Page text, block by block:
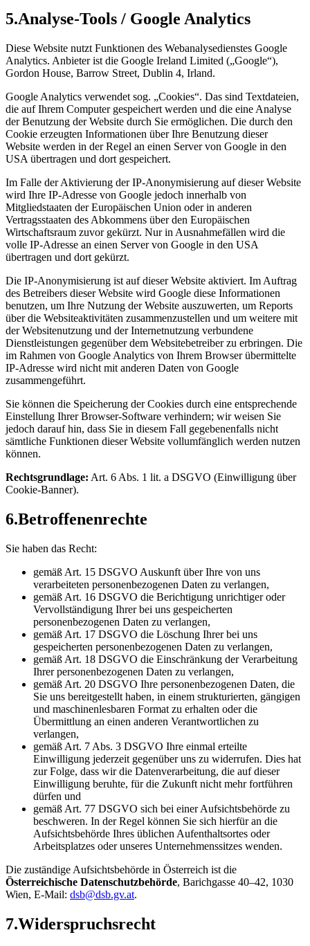
5.Analyse-Tools / Google Analytics
Diese Website nutzt Funktionen des Webanalysedienstes Google
Analytics. Anbieter ist die Google Ireland Limited („Google“),
Gordon House, Barrow Street, Dublin 4, Irland.
Google Analytics verwendet sog. „Cookies“. Das sind Textdateien,
die auf Ihrem Computer gespeichert werden und die eine Analyse
der Benutzung der Website durch Sie ermöglichen. Die durch den
Cookie erzeugten Informationen über Ihre Benutzung dieser
Website werden in der Regel an einen Server von Google in den
USA übertragen und dort gespeichert.
Im Falle der Aktivierung der IP-Anonymisierung auf dieser Website
wird Ihre IP-Adresse von Google jedoch innerhalb von
Mitgliedstaaten der Europäischen Union oder in anderen
Vertragsstaaten des Abkommens über den Europäischen
Wirtschaftsraum zuvor gekürzt. Nur in Ausnahmefällen wird die
volle IP-Adresse an einen Server von Google in den USA
übertragen und dort gekürzt.
Die IP-Anonymisierung ist auf dieser Website aktiviert. Im Auftrag
des Betreibers dieser Website wird Google diese Informationen
benutzen, um Ihre Nutzung der Website auszuwerten, um Reports
über die Websiteaktivitäten zusammenzustellen und um weitere mit
der Websitenutzung und der Internetnutzung verbundene
Dienstleistungen gegenüber dem Websitebetreiber zu erbringen. Die
im Rahmen von Google Analytics von Ihrem Browser übermittelte
IP-Adresse wird nicht mit anderen Daten von Google
zusammengeführt.
Sie können die Speicherung der Cookies durch eine entsprechende
Einstellung Ihrer Browser-Software verhindern; wir weisen Sie
jedoch darauf hin, dass Sie in diesem Fall gegebenenfalls nicht
sämtliche Funktionen dieser Website vollumfänglich werden nutzen
können.
Rechtsgrundlage: Art. 6 Abs. 1 lit. a DSGVO (Einwilligung über
Cookie-Banner).
6.Betroffenenrechte
Sie haben das Recht:
gemäß Art. 15 DSGVO Auskunft über Ihre von uns
verarbeiteten personenbezogenen Daten zu verlangen,
gemäß Art. 16 DSGVO die Berichtigung unrichtiger oder
Vervollständigung Ihrer bei uns gespeicherten
personenbezogenen Daten zu verlangen,
gemäß Art. 17 DSGVO die Löschung Ihrer bei uns
gespeicherten personenbezogenen Daten zu verlangen,
gemäß Art. 18 DSGVO die Einschränkung der Verarbeitung
Ihrer personenbezogenen Daten zu verlangen,
gemäß Art. 20 DSGVO Ihre personenbezogenen Daten, die
Sie uns bereitgestellt haben, in einem strukturierten, gängigen
und maschinenlesbaren Format zu erhalten oder die
Übermittlung an einen anderen Verantwortlichen zu
verlangen,
gemäß Art. 7 Abs. 3 DSGVO Ihre einmal erteilte
Einwilligung jederzeit gegenüber uns zu widerrufen. Dies hat
zur Folge, dass wir die Datenverarbeitung, die auf dieser
Einwilligung beruhte, für die Zukunft nicht mehr fortführen
dürfen und
gemäß Art. 77 DSGVO sich bei einer Aufsichtsbehörde zu
beschweren. In der Regel können Sie sich hierfür an die
Aufsichtsbehörde Ihres üblichen Aufenthaltsortes oder
Arbeitsplatzes oder unseres Unternehmenssitzes wenden.
Die zuständige Aufsichtsbehörde in Österreich ist die
Österreichische Datenschutzbehörde, Barichgasse 40–42, 1030
Wien, E-Mail: dsb@dsb.gv.at.
7.Widerspruchsrecht